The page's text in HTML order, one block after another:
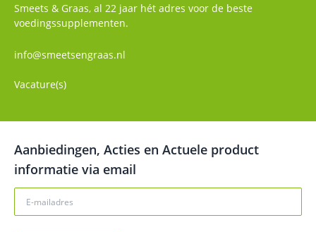
Smeets & Graas, al 22 jaar hét adres voor de beste
voedingssupplementen.
info@smeetsengraas.nl
Vacature(s)
Aanbiedingen, Acties en Actuele product
informatie via email